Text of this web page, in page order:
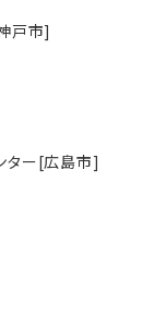
戸市]
ター[広島市]